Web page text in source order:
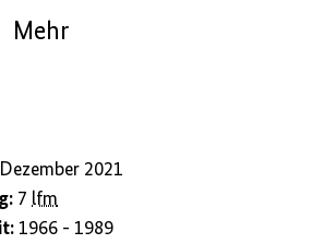
Mehr
Dezember 2021
7 lfm
1966 - 1989